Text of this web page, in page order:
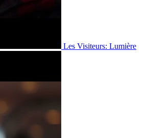
Les Visiteurs: Lumière